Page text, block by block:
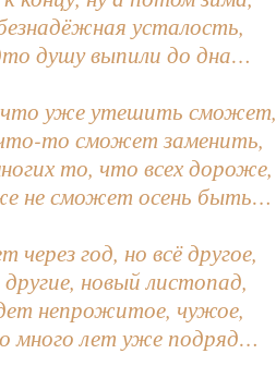
усталость,
душу выпили до дна…
что уже утешить сможет,
то сможет заменить,
то, что всех дороже,
не сможет осень быть…
через год, но всё другое,
новый листопад,
непрожитое, чужое,
много лет уже подряд…